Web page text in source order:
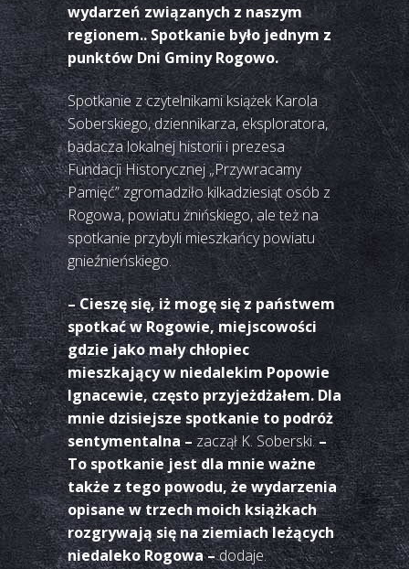
wydarzeń związanych z naszym
regionem.. Spotkanie było jednym z
punktów Dni Gminy Rogowo.
Spotkanie z czytelnikami książek Karola
Soberskiego, dziennikarza, eksploratora,
badacza lokalnej historii i prezesa
Fundacji Historycznej „Przywracamy
Pamięć” zgromadziło kilkadziesiąt osób z
Rogowa, powiatu żnińskiego, ale też na
spotkanie przybyli mieszkańcy powiatu
gnieźnieńskiego.
– Cieszę się, iż mogę się z państwem
spotkać w Rogowie, miejscowości
gdzie jako mały chłopiec
mieszkający w niedalekim Popowie
Ignacewie, często przyjeżdżałem. Dla
mnie dzisiejsze spotkanie to podróż
sentymentalna – zaczął K. Soberski.–
To spotkanie jest dla mnie ważne
także z tego powodu, że wydarzenia
opisane w trzech moich książkach
rozgrywają się na ziemiach leżących
niedaleko Rogowa –dodaje.